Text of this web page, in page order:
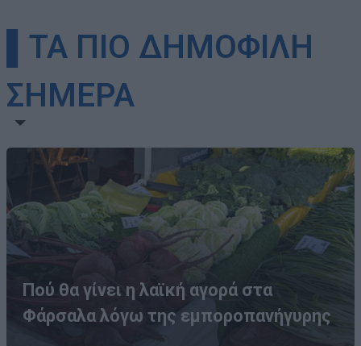
▌ΤΑ ΠΙΟ ΔΗΜΟΦΙΛΗ
ΣΗΜΕΡΑ
Πού θα γίνει η λαϊκή αγορά στα
Φάρσαλα λόγω της εμποροπανήγυρης